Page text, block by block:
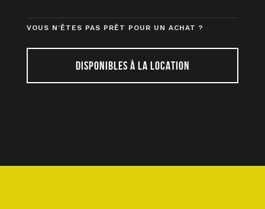
VOUS N’ÊTES PAS PRÊT POUR UN ACHAT ?
DISPONIBLES À LA LOCATION